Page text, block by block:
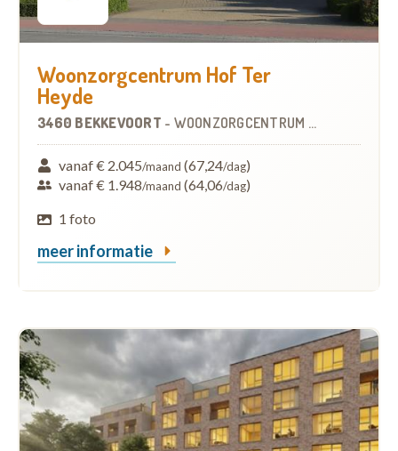
Woonzorgcentrum Hof Ter
Heyde
3460 BEKKEVOORT - WOONZORGCENTRUM (WZC)
vanaf € 2.045/maand (67,24/dag)
vanaf € 1.948/maand (64,06/dag)
1 foto
meer informatie